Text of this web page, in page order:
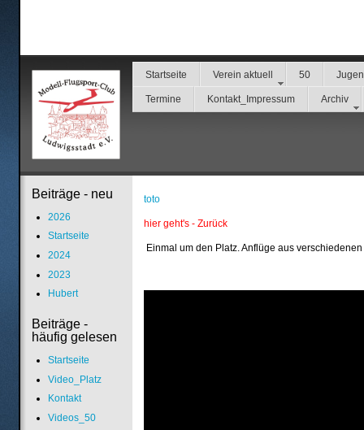
Startseite Verein aktuell 50
Termine Kontakt_Impressum Archiv
toto
hier geht's - Zurück
Einmal um den Platz. Anflüge aus
Beiträge - neu
2026
Startseite
2024
2023
Hubert
Beiträge -
häufig gelesen
Startseite
Video_Platz
Kontakt
Videos_50